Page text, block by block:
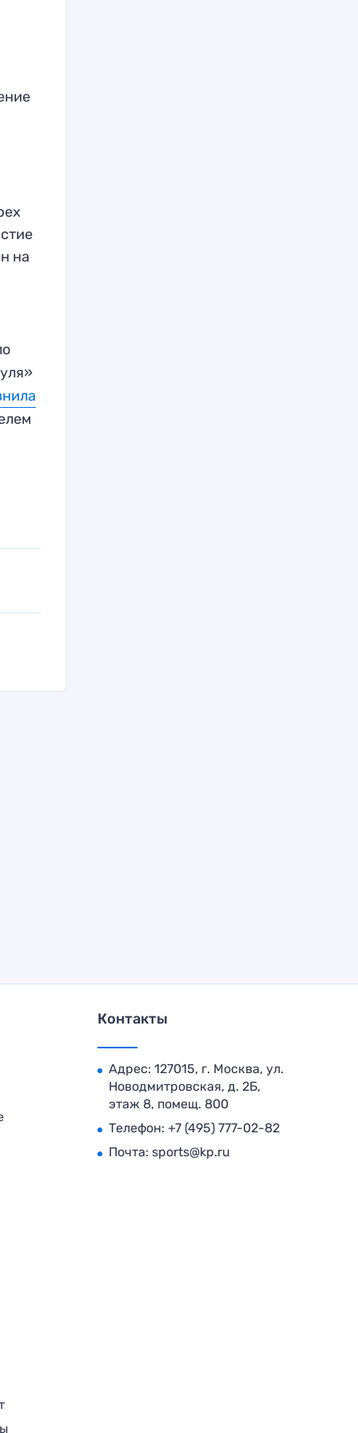
на
Контакты
Адрес: 127015, г. Москва, ул.
Новодмитровская, д. 2Б,
этаж 8, помещ. 800
Телефон: +7 (495) 777-02-82
Почта: sports@kp.ru